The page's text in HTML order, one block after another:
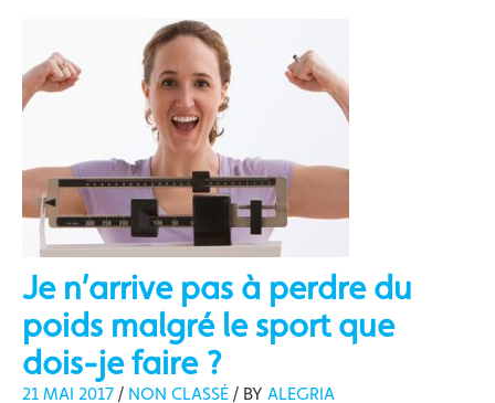
Je n’arrive pas à perdre du
poids malgré le sport que
dois-je faire ?
21 MAI 2017 / NON CLASSÉ / BY ALEGRIA